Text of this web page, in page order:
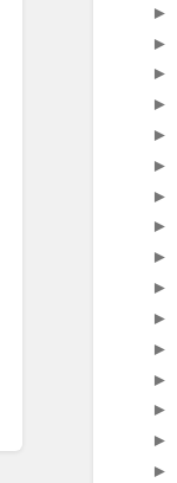
►
►
►
►
►
►
►
►
►
►
►
►
►
►
►
►